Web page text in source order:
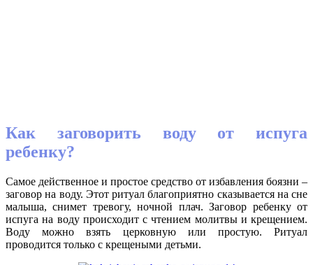
Как заговорить воду от испуга
ребенку?
Самое действенное и простое средство от избавления боязни –
заговор на воду. Этот ритуал благоприятно сказывается на сне
малыша, снимет тревогу, ночной плач. Заговор ребенку от
испуга на воду происходит с чтением молитвы и крещением.
Воду можно взять церковную или простую. Ритуал
проводится только с крещеными детьми.